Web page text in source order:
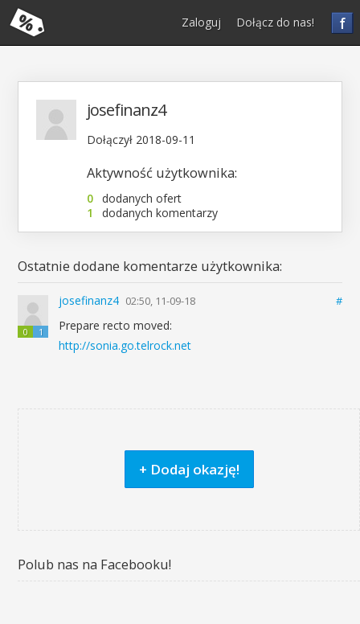
f
Zaloguj Dołącz do nas!
josefinanz4
Dołączył 2018-09-11
Aktywność użytkownika:
0 dodanych ofert
1
dodanych komentarzy
Ostatnie dodane komentarze użytkownika:
0 1
josefinanz4 02:50, 11-09-18 #
Prepare recto moved:
http://sonia.go.telrock.net
+ Dodaj okazję!
Polub nas na Facebooku!